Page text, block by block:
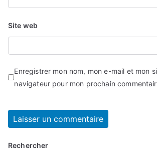
Site web
Enregistrer mon nom, mon e-mail et mon
navigateur pour mon prochain
Rechercher